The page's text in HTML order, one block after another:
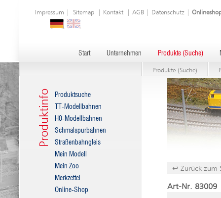
Impressum Sitemap Kontakt AGB Datenschutz
Start Unternehmen Produkte (Suche)
Produkte (Suche)
Produktinfo
Produktsuche
TT-Modellbahnen
H0-Modellbahnen
Schmalspurbahnen
Straßenbahngleis
Mein Modell
Mein Zoo
Merkzettel
Online-Shop
↩ Zurück zum
Art-Nr. 83009